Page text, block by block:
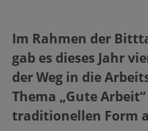
Im Rahmen der
gab es dieses Jahr
der Weg in die
Thema „Gute
traditionellen Form